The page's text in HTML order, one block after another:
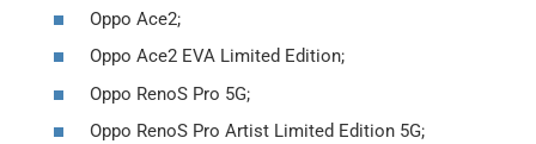
Oppo Ace2;
Oppo Ace2 EVA Limited Edition;
Oppo RenoS Pro 5G;
Oppo RenoS Pro Artist Limited Edition 5G;